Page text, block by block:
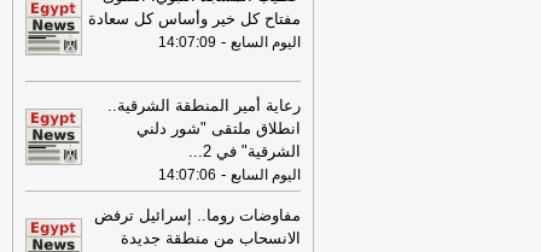
مفتاح كل خير وأساس كل سعادة
اليوم السابع -
14:07:09
رعاية أمير المنطقة الشرقية..
انطلاق ملتقى "شور دلني
الشرقية" في 2
...
اليوم السابع -
14:07:06
مفاوضات روما.. إسرائيل ترفض
الانسحاب من منطقة جديدة